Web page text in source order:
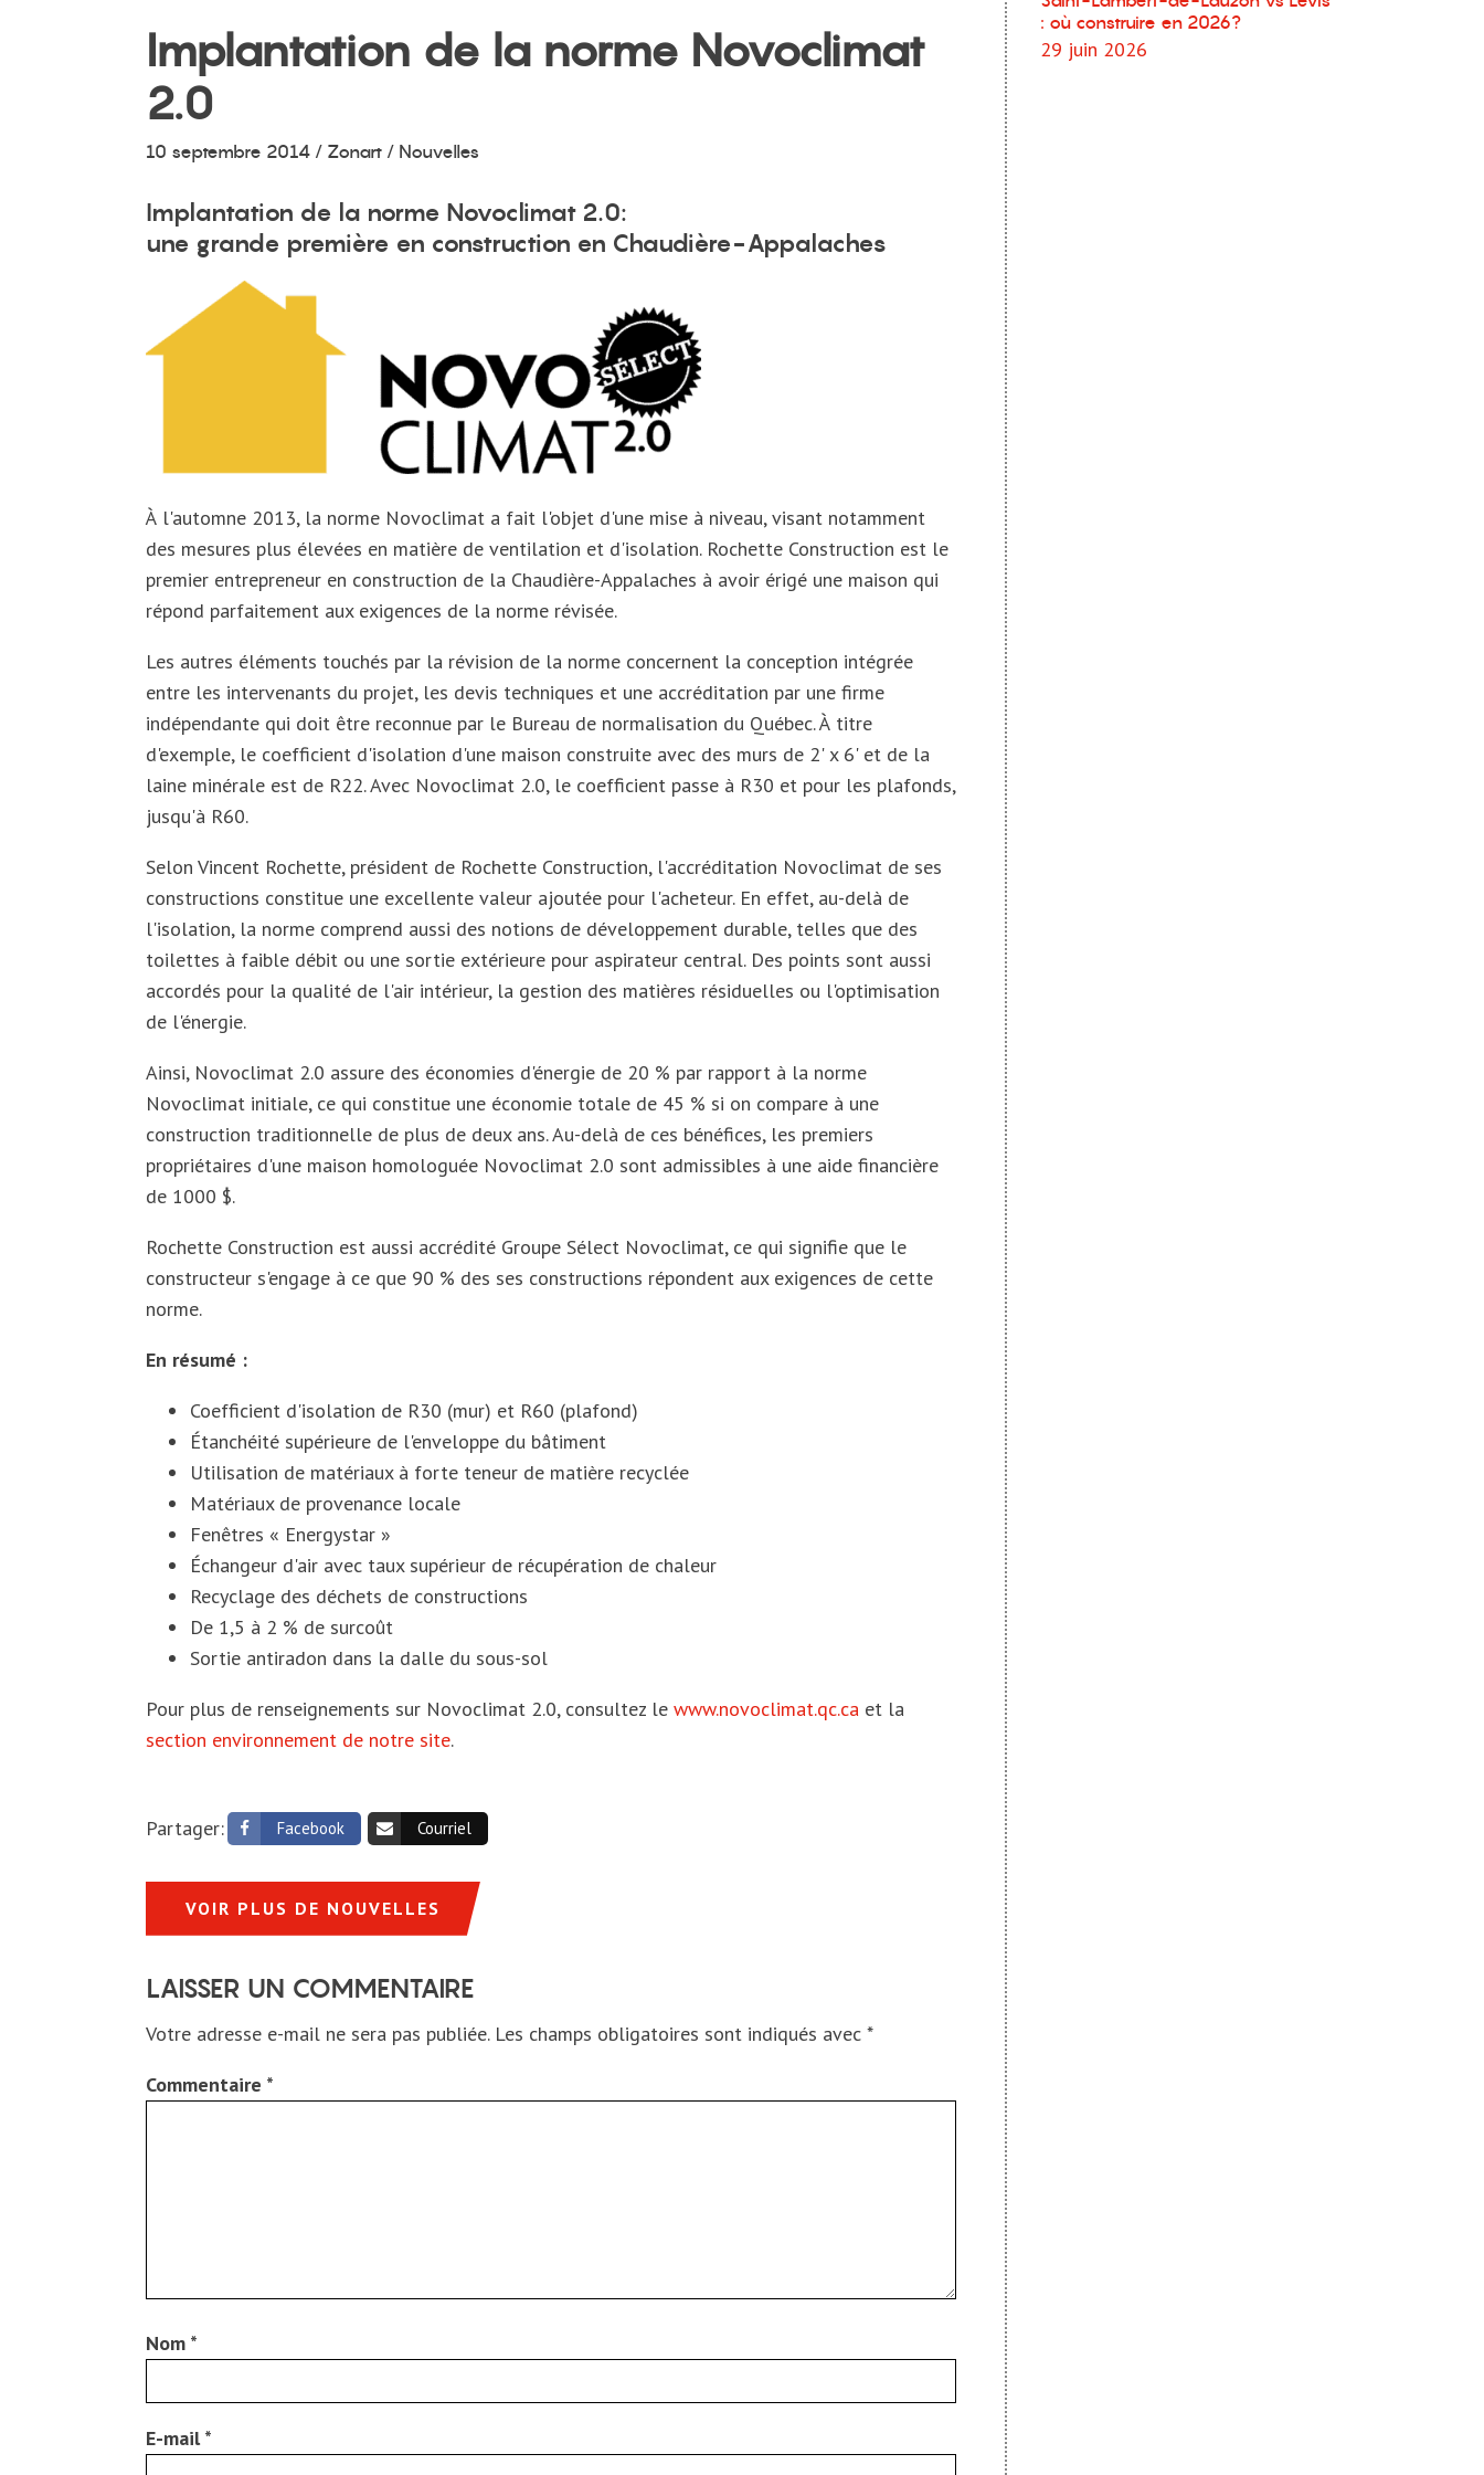
Implantation de la norme Novoclimat
2.0
10 septembre 2014 / Zonart / Nouvelles
Implantation de la norme Novoclimat 2.0:
une grande première en construction en Chaudière-Appalaches
À l'automne 2013, la norme Novoclimat a fait l'objet d'une mise à niveau, visant notamment
des mesures plus élevées en matière de ventilation et d'isolation. Rochette Construction est le
premier entrepreneur en construction de la Chaudière-Appalaches à avoir érigé une maison qui
répond parfaitement aux exigences de la norme révisée.
Les autres éléments touchés par la révision de la norme concernent la conception intégrée
entre les intervenants du projet, les devis techniques et une accréditation par une firme
indépendante qui doit être reconnue par le Bureau de normalisation du Québec. À titre
d'exemple, le coefficient d'isolation d'une maison construite avec des murs de 2' x 6' et de la
laine minérale est de R22. Avec Novoclimat 2.0, le coefficient passe à R30 et pour les plafonds,
jusqu'à R60.
Selon Vincent Rochette, président de Rochette Construction, l'accréditation Novoclimat de ses
constructions constitue une excellente valeur ajoutée pour l'acheteur. En effet, au-delà de
l'isolation, la norme comprend aussi des notions de développement durable, telles que des
toilettes à faible débit ou une sortie extérieure pour aspirateur central. Des points sont aussi
accordés pour la qualité de l'air intérieur, la gestion des matières résiduelles ou l'optimisation
de l'énergie.
Ainsi, Novoclimat 2.0 assure des économies d'énergie de 20 % par rapport à la norme
Novoclimat initiale, ce qui constitue une économie totale de 45 % si on compare à une
construction traditionnelle de plus de deux ans. Au-delà de ces bénéfices, les premiers
propriétaires d'une maison homologuée Novoclimat 2.0 sont admissibles à une aide financière
de 1000 $.
Rochette Construction est aussi accrédité Groupe Sélect Novoclimat, ce qui signifie que le
constructeur s'engage à ce que 90 % des ses constructions répondent aux exigences de cette
norme.
En résumé :
Coefficient d'isolation de R30 (mur) et R60 (plafond)
Étanchéité supérieure de l'enveloppe du bâtiment
Utilisation de matériaux à forte teneur de matière recyclée
Matériaux de provenance locale
Fenêtres « Energystar »
Échangeur d'air avec taux supérieur de récupération de chaleur
Recyclage des déchets de constructions
De 1,5 à 2 % de surcoût
Sortie antiradon dans la dalle du sous-sol
Pour plus de renseignements sur Novoclimat 2.0, consultez le www.novoclimat.qc.ca et la
section environnement de notre site.
Partager: Facebook Courriel
VOIR PLUS DE NOUVELLES
LAISSER UN COMMENTAIRE
Votre adresse e-mail ne sera pas publiée. Les champs obligatoires sont indiqués avec *
Commentaire *
Nom *
E-mail*
: où construire en 2026?
29 juin 2026